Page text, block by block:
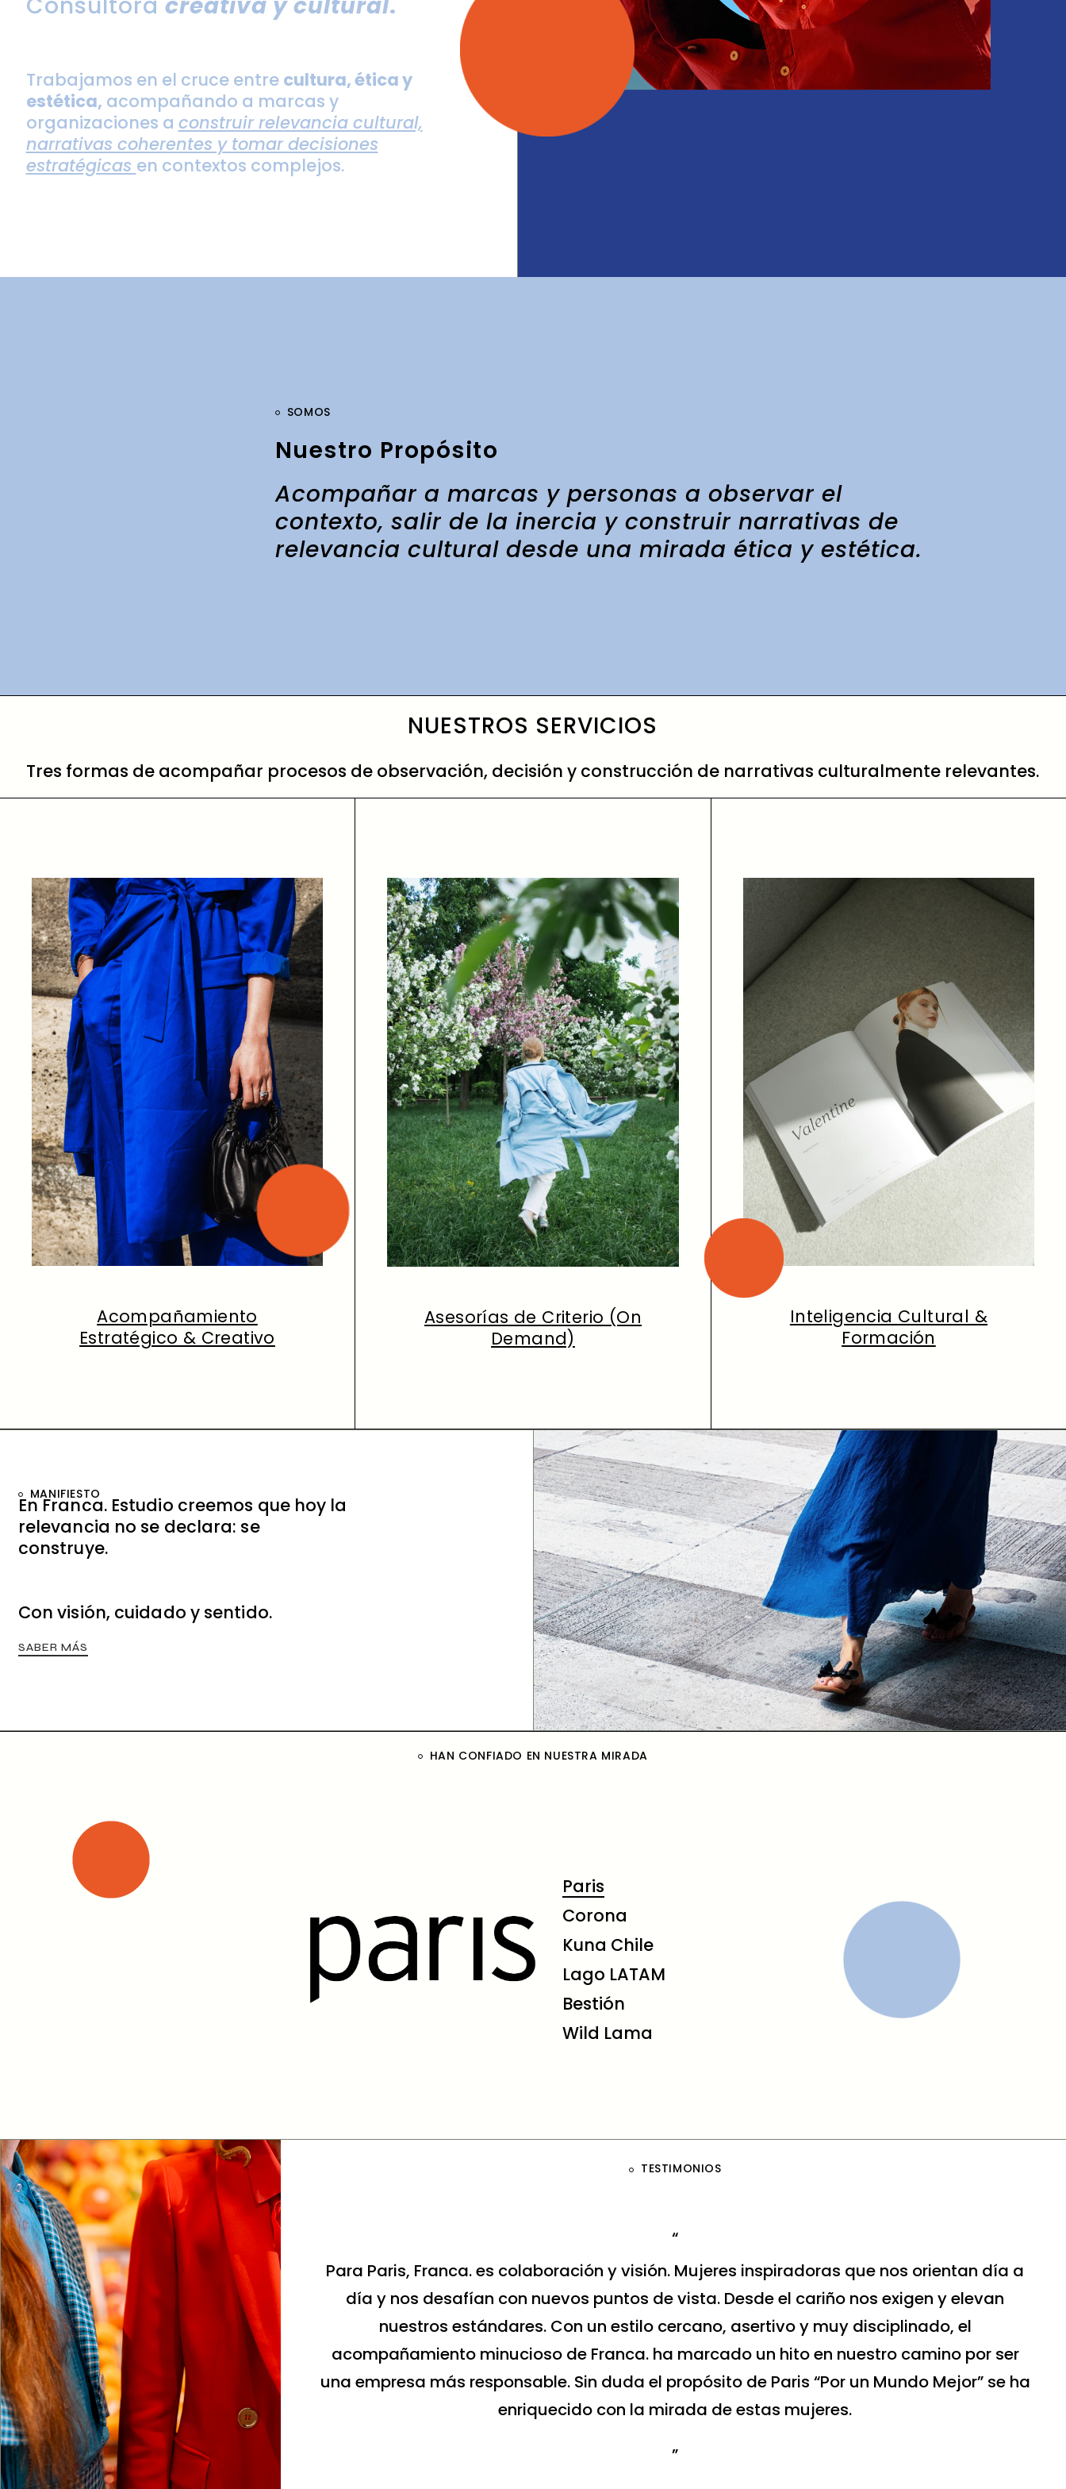
Trabajamos en el cruce entre cultura, ética y
estética, acompañando a marcas y
organizaciones a construir relevancia cultural,
narrativas coherentes y tomar decisiones
estratégicas en contextos complejos.
SOMOS
Nuestro Propósito
Acompañar a marcas y personas a observar el
contexto, salir de la inercia y construir narrativas de
relevancia cultural desde una mirada ética y estética.
NUESTROS SERVICIOS
Tres formas de acompañar procesos de observación, decisión y construcción de narrativas culturalmente relevantes.
Acompañamiento
Estratégico & Creativo
Asesorías de Criterio (On
Demand)
Inteligencia Cultural &
Formación
MANIFIESTO
En Franca. Estudio creemos que hoy la
relevancia no se declara: se
construye.
Con visión, cuidado y sentido.
SABER MÁS
HAN CONFIADO EN NUESTRA MIRADA
Paris
Corona
Kuna Chile
Lago LATAM
Bestión
Wild Lama
TESTIMONIOS
que nos orientan día a
nos exigen y elevan
y muy disciplinado, el
en nuestro camino por ser
un Mundo Mejor” se ha
La asesoría que realizamos para Wild Lama con Javiera Amengual y Sofía Calvo fue una
gran experiencia, la cual aportó herramientas para nuestra comunicación y estrategia
sostenible. Nos inspiró a ejecutar una labor ajustada a nuestro propósito de marca
basada en la responsabilidad, honestidad y transparencia.